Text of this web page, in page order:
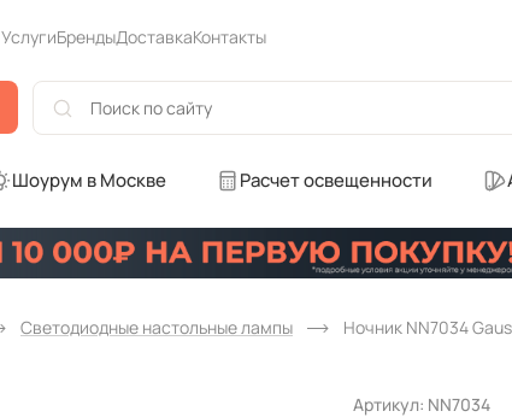
УслугиБрендыДоставкаКонтакты
Шоурум в Москве Расчет освещенности
Светодиодные настольные лампы Ночник NN7034
Артикул: NN7034